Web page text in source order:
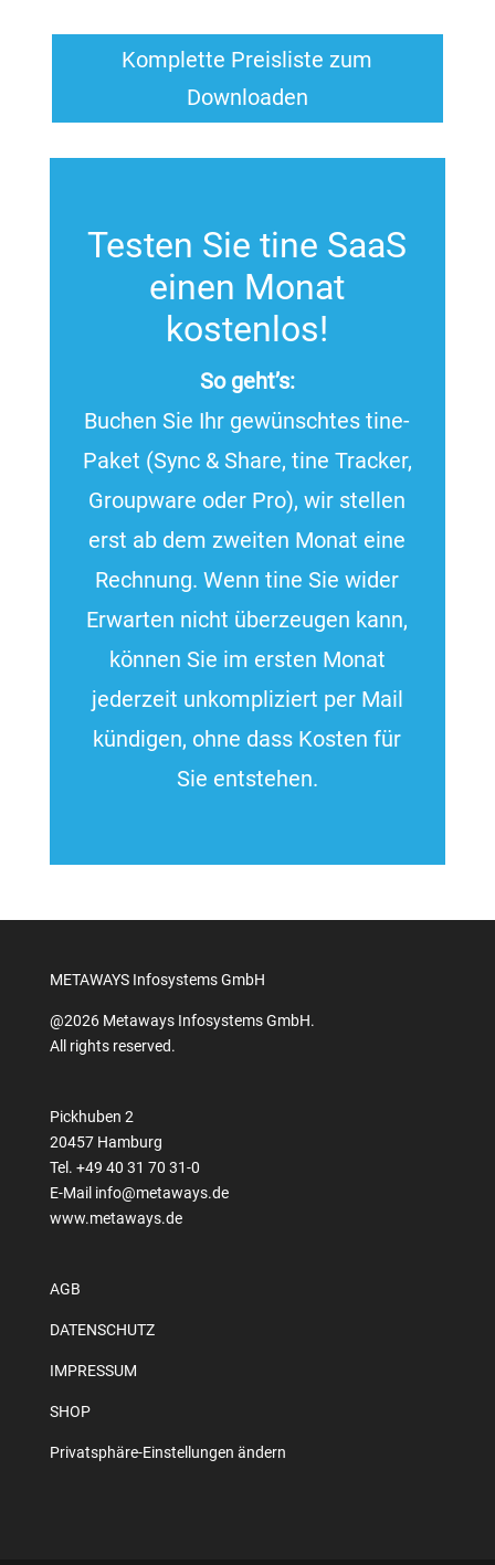
Komplette Preisliste zum
Downloaden
Testen Sie tine SaaS
einen Monat
kostenlos!
So geht’s:
Buchen Sie Ihr gewünschtes tine-
Paket (Sync & Share, tine Tracker,
Groupware oder Pro), wir stellen
erst ab dem zweiten Monat eine
Rechnung. Wenn tine Sie wider
Erwarten nicht überzeugen kann,
können Sie im ersten Monat
jederzeit unkompliziert per Mail
kündigen, ohne dass Kosten für
Sie entstehen.
METAWAYS Infosystems GmbH
@2026 Metaways Infosystems GmbH.
All rights reserved.
Pickhuben 2
20457 Hamburg
Tel. +49 40 31 70 31-0
E-Mail info@metaways.de
www.metaways.de
AGB
DATENSCHUTZ
IMPRESSUM
SHOP
Privatsphäre-Einstellungen ändern